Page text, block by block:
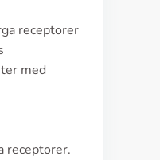
receptorer
med
receptorer.